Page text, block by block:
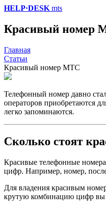
HELP·DESK mts
Красивый номер
Главная
Статьи
Красивый номер МТС
Телефонный номер давно
операторов приобретаются
легко запоминаются.
Сколько стоят
Красивые телефонные
цифр. Например, номер,
Для владения красивым
крутую комбинацию цифр вы